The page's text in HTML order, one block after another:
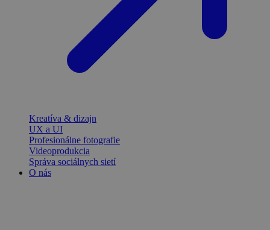
Kreatíva & dizajn
UX a UI
Profesionálne fotografie
Videoprodukcia
Správa sociálnych sietí
O nás